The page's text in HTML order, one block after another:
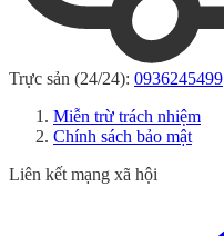
Trực sản (24/24): 0936245499
Miễn trừ trách nhiệm
Chính sách bảo mật
Liên kết mạng xã hội